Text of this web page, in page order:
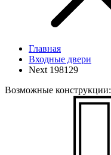
Главная
Входные двери
Next 198129
Возможные конструкции: